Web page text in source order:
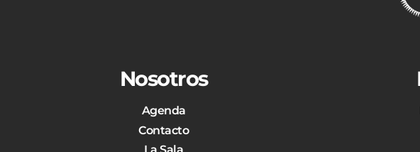
Nosotros
Agenda
Contacto